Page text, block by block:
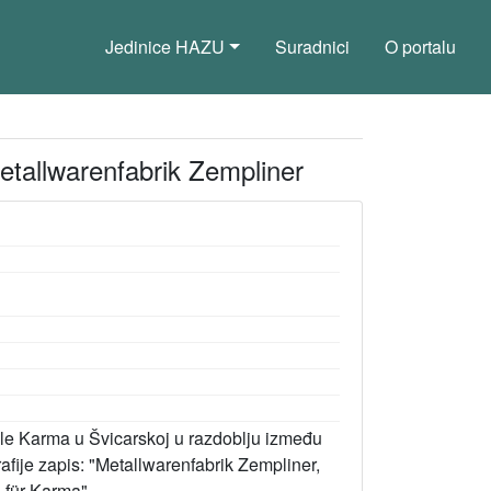
Jedinice HAZU Suradnici O portalu
Zempliner
Karma u Švicarskoj u razdoblju između
zapis: "Metallwarenfabrik Zempliner,